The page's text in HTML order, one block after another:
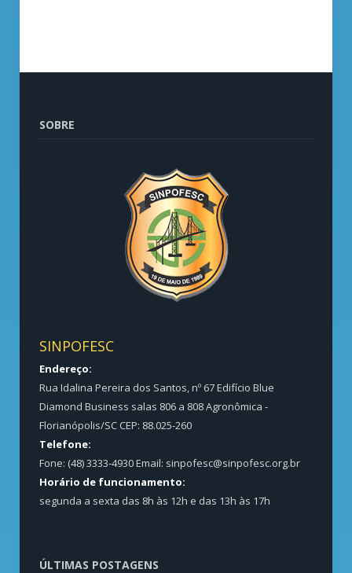
SOBRE
SINPOFESC
Endereço:
Rua Idalina Pereira dos Santos, nº 67 Edifício Blue
Diamond Business salas 806 a 808 Agronômica -
Florianópolis/SC CEP: 88.025-260
Telefone:
Fone: (48) 3333-4930 Email: sinpofesc@sinpofesc.org.br
Horário de funcionamento:
segunda a sexta das 8h às 12h e das 13h às 17h
ÚLTIMAS POSTAGENS